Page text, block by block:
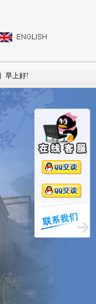
早上好!